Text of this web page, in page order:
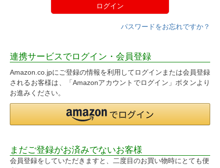
ログイン
パスワードをお忘れですか？
連携サービスでログイン・会員登録
Amazon.co.jpにご登録の情報を利用してログインまたは会員登録
されるお客様は、「Amazonアカウントでログイン」ボタンより
お進みください。
まだご登録がお済みでないお客様
会員登録をしていただきますと、二度目のお買い物時にとても便